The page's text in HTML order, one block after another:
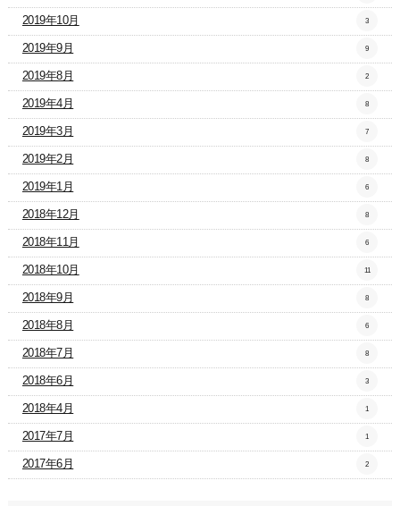
2019年10月 3
2019年9月 9
2019年8月 2
2019年4月 8
2019年3月 7
2019年2月 8
2019年1月 6
2018年12月 8
2018年11月 6
2018年10月 11
2018年9月 8
2018年8月 6
2018年7月 8
2018年6月 3
2018年4月 1
2017年7月 1
2017年6月 2